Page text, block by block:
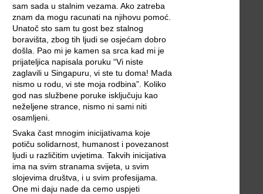
sam sada u stalnim vezama. Ako zatreba
znam da mogu racunati na njihovu pomoć.
Unatoč sto sam tu gost bez stalnog
boravišta, zbog tih ljudi se osjećam dobro
došla. Pao mi je kamen sa srca kad mi je
prijateljica napisala poruku “Vi niste
zaglavili u Singapuru, vi ste tu doma! Mada
nismo u rodu, vi ste moja rodbina”. Koliko
god nas službene poruke isključuju kao
neželjene strance, nismo ni sami niti
osamljeni.
Svaka čast mnogim inicijativama koje
potiču solidarnost, humanost i povezanost
ljudi u različitim uvjetima. Takvih inicijativa
ima na svim stranama svijeta, u svim
slojevima društva, i u svim profesijama.
One mi daju nade da cemo uspjeti